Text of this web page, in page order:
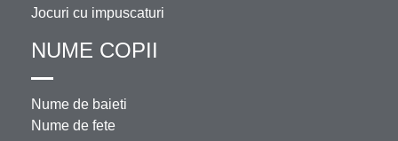
Jocuri cu impuscaturi
NUME COPII
Nume de baieti
Nume de fete